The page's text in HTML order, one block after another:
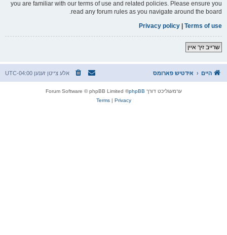
you are familiar with our terms of use and related policies. Please ensure you
read any forum rules as you navigate around the board.
Terms of use
|
Privacy policy
שרייב זיך איין
היים אידטיש פארומס אלע צייטן זענען UTC-04:00
ערמעגליכט דורך phpBB
® Forum Software © phpBB Limited
Privacy
|
Terms